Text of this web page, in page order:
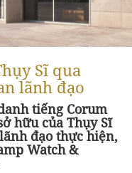
Sĩ qua
lãnh đạo
tiếng Corum
hữu của Thụy Sĩ
đạo thực hiện,
Watch &